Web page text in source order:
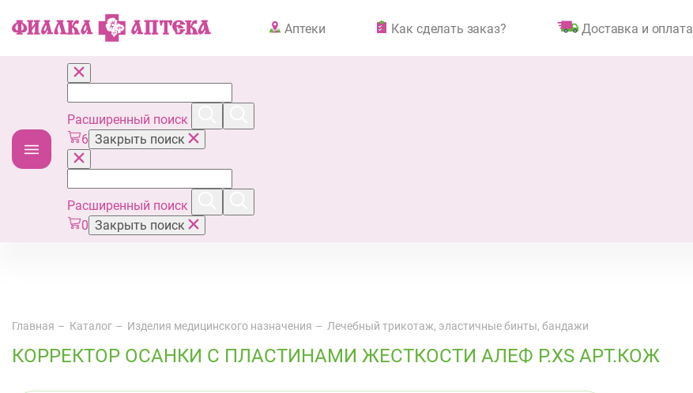
Аптеки Как сделать заказ? Доставка и оплата
Расширенный поиск
6 Закрыть поиск
Расширенный поиск
0 Закрыть поиск
Главная Каталог Изделия медицинского назначения Лечебный трикотаж, эластичные бинты, бандажи
КОРРЕКТОР ОСАНКИ С ПЛАСТИНАМИ ЖЕСТКОСТИ АЛЕФ Р.XS АРТ.КОЖ